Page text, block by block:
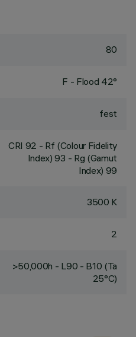
80
F - Flood 42°
fest
CRI 92 - Rf (Colour Fidelity
Index) 93 - Rg (Gamut
Index) 99
3500 K
2
>50,000h - L90 - B10 (Ta
25°C)